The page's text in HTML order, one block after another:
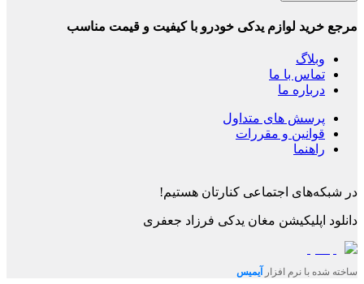
مرجع خرید لوازم یدکی خودرو با کیفیت و قیمت مناسب
وبلاگ
تماس با ما
درباره ما
پرسش های متداول
قوانین و مقررات
راهنما
در شبکه‌های اجتماعی کنارتان هستیم!
دانلود اپلیکیشن مغان یدکی فرزاد جعفری
ساخته شده با نرم افزار آیمیس